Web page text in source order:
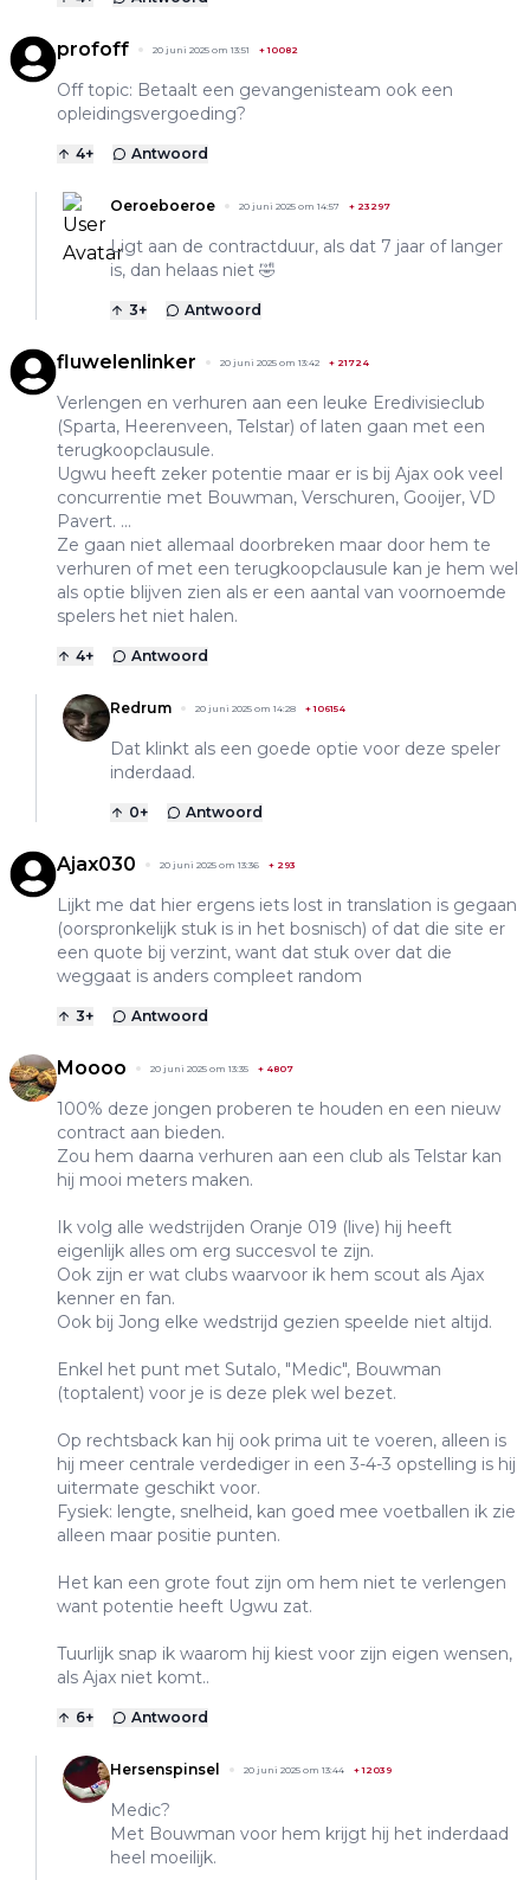
profoff 20 juni 2025 om 13:51 +10082
Off topic: Betaalt een gevangenisteam ook een
opleidingsvergoeding?
4+ Antwoord
Oeroeboeroe 20 juni 2025 om 14:57 + 23297
Ligt aan de contractduur, als dat 7 jaar of langer
is, dan helaas niet 🤣
3+ Antwoord
fluwelenlinker 20 juni 2025 om 13:42 + 21724
Verlengen en verhuren aan een leuke Eredivisieclub
(Sparta, Heerenveen, Telstar) of laten gaan met een
terugkoopclausule.
Ugwu heeft zeker potentie maar er is bij Ajax ook veel
concurrentie met Bouwman, Verschuren, Gooijer, VD
Pavert. ...
Ze gaan niet allemaal doorbreken maar door hem te
verhuren of met een terugkoopclausule kan je hem wel
als optie blijven zien als er een aantal van voornoemde
spelers het niet halen.
4+ Antwoord
Redrum 20 juni 2025 om 14:28 +106154
Dat klinkt als een goede optie voor deze speler
inderdaad.
0+ Antwoord
Ajax030 20 juni 2025 om 13:36 + 293
Lijkt me dat hier ergens iets lost in translation is gegaan
(oorspronkelijk stuk is in het bosnisch) of dat die site er
een quote bij verzint, want dat stuk over dat die
weggaat is anders compleet random
3+ Antwoord
Moooo 20 juni 2025 om 13:35 + 4807
100% deze jongen proberen te houden en een nieuw
contract aan bieden.
Zou hem daarna verhuren aan een club als Telstar kan
hij mooi meters maken.
Ik volg alle wedstrijden Oranje 019 (live) hij heeft
eigenlijk alles om erg succesvol te zijn.
Ook zijn er wat clubs waarvoor ik hem scout als Ajax
kenner en fan.
Ook bij Jong elke wedstrijd gezien speelde niet altijd.
Enkel het punt met Sutalo, "Medic", Bouwman
(toptalent) voor je is deze plek wel bezet.
Op rechtsback kan hij ook prima uit te voeren, alleen is
hij meer centrale verdediger in een 3-4-3 opstelling is hij
uitermate geschikt voor.
Fysiek: lengte, snelheid, kan goed mee voetballen ik zie
alleen maar positie punten.
Het kan een grote fout zijn om hem niet te verlengen
want potentie heeft Ugwu zat.
Tuurlijk snap ik waarom hij kiest voor zijn eigen wensen,
als Ajax niet komt..
6+ Antwoord
Hersenspinsel 20 juni 2025 om 13:44 +12039
Medic?
Met Bouwman voor hem krijgt hij het inderdaad
heel moeilijk.